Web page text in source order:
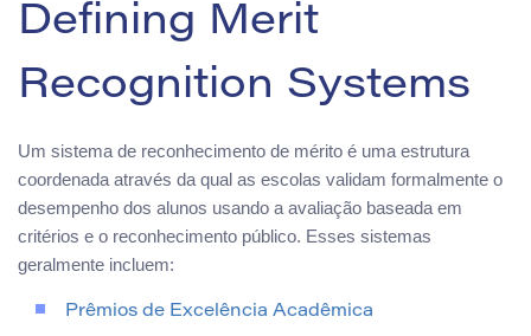
Defining Merit
Recognition Systems
Um sistema de reconhecimento de mérito é uma estrutura
coordenada através da qual as escolas validam formalmente o
desempenho dos alunos usando a avaliação baseada em
critérios e o reconhecimento público. Esses sistemas
geralmente incluem:
Prêmios de Excelência Acadêmica